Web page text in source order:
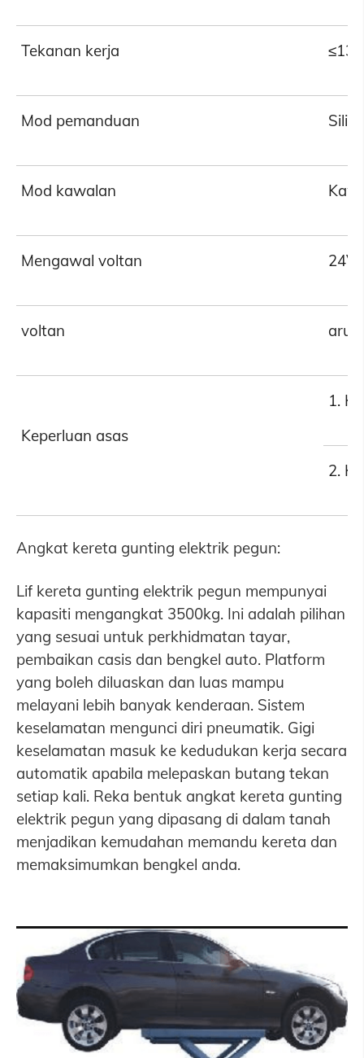
Tekanan kerja
Mod pemanduan
Mod kawalan
Mengawal voltan 24V
voltan arus
Keperluan asas
1.
2.
Angkat kereta gunting elektrik pegun:
Lif kereta gunting elektrik pegun mempunyai
kapasiti mengangkat 3500kg. Ini adalah pilihan
yang sesuai untuk perkhidmatan tayar,
pembaikan casis dan bengkel auto. Platform
yang boleh diluaskan dan luas mampu
melayani lebih banyak kenderaan. Sistem
keselamatan mengunci diri pneumatik. Gigi
keselamatan masuk ke kedudukan kerja secara
automatik apabila melepaskan butang tekan
setiap kali. Reka bentuk angkat kereta gunting
elektrik pegun yang dipasang di dalam tanah
menjadikan kemudahan memandu kereta dan
memaksimumkan bengkel anda.